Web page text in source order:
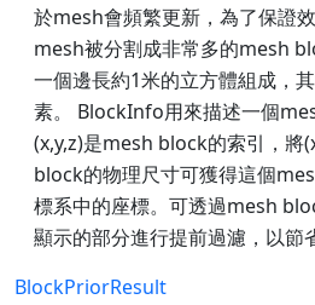
於mesh會頻繁更新，為了保證
mesh被分割成非常多的mesh
一個邊長約1米的立方體組成，
素。 BlockInfo用來描述一個
(x,y,z)是mesh block的索引，將
block的物理尺寸可獲得這個
標系中的座標。可透過mesh
顯示的部分進行提前過濾，以節
BlockPriorResult